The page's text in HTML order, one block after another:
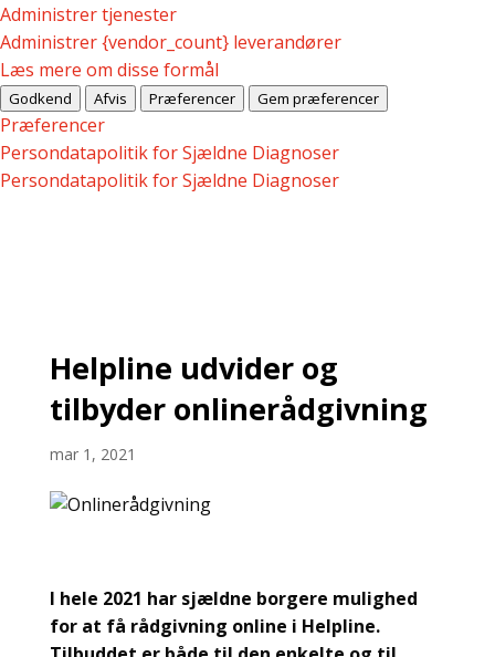
Administrer tjenester
Administrer {vendor_count} leverandører
Læs mere om disse formål
Godkend Afvis Præferencer Gem præferencer
Præferencer
Persondatapolitik for Sjældne Diagnoser
Persondatapolitik for Sjældne Diagnoser
Helpline udvider og
tilbyder onlinerådgivning
mar 1, 2021
I hele 2021 har sjældne borgere mulighed
for at få rådgivning online i Helpline.